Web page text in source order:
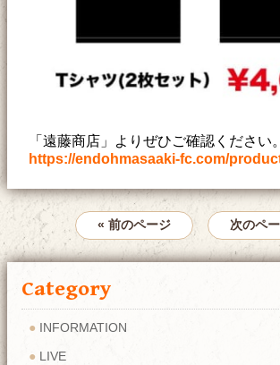
「遠藤商店」よりぜひご確認ください。
https://endohmasaaki-fc.com/
« 前のページ 次のペ
Category
INFORMATION
LIVE